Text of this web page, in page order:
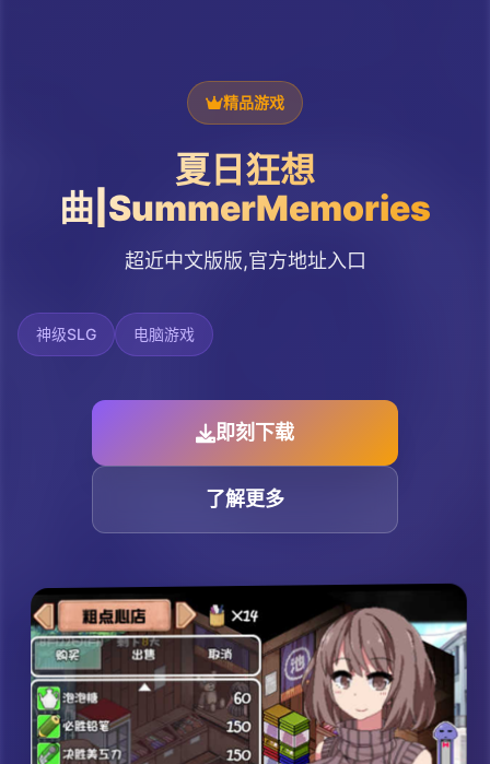
精品游戏
夏日狂想
曲|SummerMemories
超近中文版版,官方地址入口
神级SLG 电脑游戏
即刻下载
了解更多